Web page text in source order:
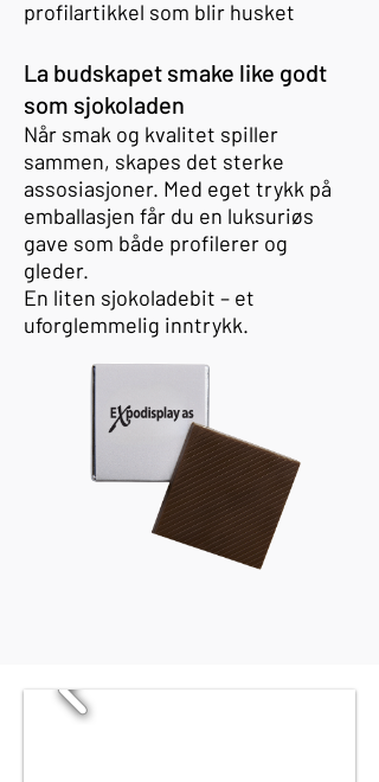
profilartikkel som blir husket
La budskapet smake like godt
som sjokoladen
Når smak og kvalitet spiller
sammen, skapes det sterke
assosiasjoner. Med eget trykk på
emballasjen får du en luksuriøs
gave som både profilerer og
gleder.
En liten sjokoladebit – et
uforglemmelig inntrykk.